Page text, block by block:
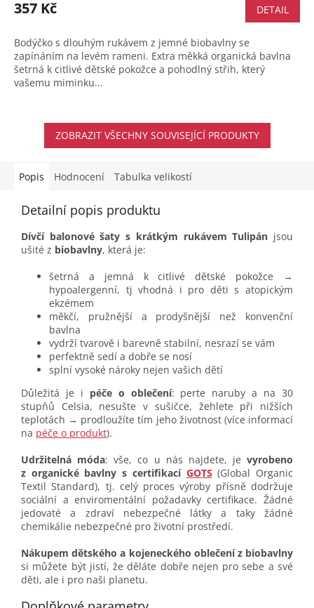
357 Kč DETAIL
Bodýčko s dlouhým rukávem z jemné biobavlny se
zapínáním na levém rameni. Extra měkká organická bavlna
šetrná k citlivé dětské pokožce a pohodlný střih, který
vašemu miminku...
ZOBRAZIT VŠECHNY SOUVISEJÍCÍ PRODUKTY
Popis Hodnocení Tabulka velikostí
Detailní popis produktu
Dívčí balonové šaty s krátkým rukávem Tulipán jsou
ušité z biobavlny, která je:
šetrná a jemná k citlivé dětské pokožce →
hypoalergenní, tj vhodná i pro děti s atopickým
ekzémem
měkčí, pružnější a prodyšnější než konvenční
bavlna
vydrží tvarově i barevně stabilní, nesrazí se vám
perfektně sedí a dobře se nosí
splní vysoké nároky nejen vašich dětí
Důležitá je i péče o oblečení: perte naruby a na 30
stupňů Celsia, nesušte v sušičce, žehlete při nižších
teplotách → prodloužíte tím jeho životnost (více informací
na péče o produkt).
Udržitelná móda: vše, co u nás najdete, je vyrobeno
z organické bavlny s certifikací GOTS (Global Organic
Textil Standard), tj. celý proces výroby přísně dodržuje
sociální a enviromentální požadavky certifikace. Žádné
jedovaté a zdraví nebezpečné látky a taky žádné
chemikálie nebezpečné pro životní prostředí.
Nákupem dětského a kojeneckého oblečení z biobavlny
si můžete být jistí, že děláte dobře nejen pro sebe a své
děti, ale i pro naši planetu.